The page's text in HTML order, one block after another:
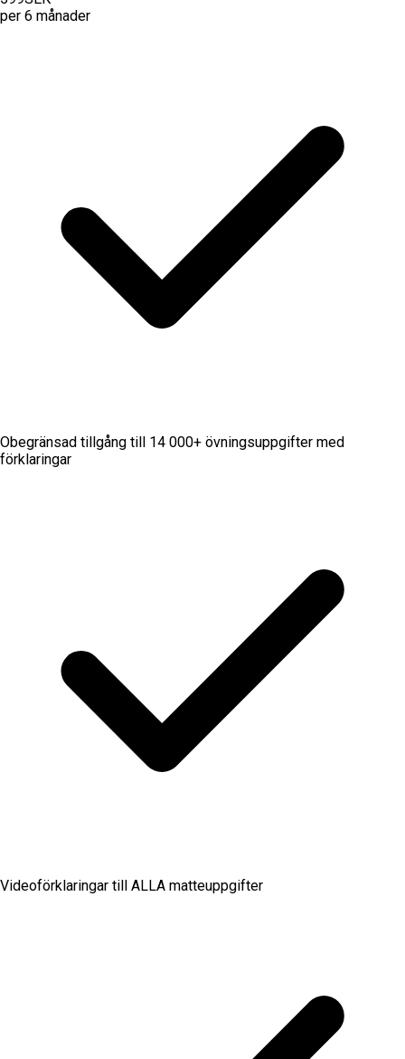
per 6 månader
Obegränsad tillgång till 14 000+ övningsuppgifter med
förklaringar
Videoförklaringar till ALLA matteuppgifter